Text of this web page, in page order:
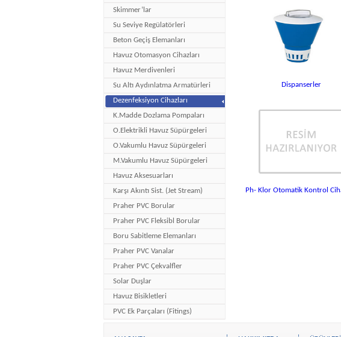
Skimmer’lar
Su Seviye Regülatörleri
Beton Geçiş Elemanları
Havuz Otomasyon Cihazları
Havuz Merdivenleri
Su Altı Aydınlatma Armatürleri
Dezenfeksiyon Cihazları
K.Madde Dozlama Pompaları
O.Elektrikli Havuz Süpürgeleri
O.Vakumlu Havuz Süpürgeleri
M.Vakumlu Havuz Süpürgeleri
Havuz Aksesuarları
Karşı Akıntı Sist. (Jet Stream)
Praher PVC Borular
Praher PVC Fleksibl Borular
Boru Sabitleme Elemanları
Praher PVC Vanalar
Praher PVC Çekvalfler
Solar Duşlar
Havuz Bisikletleri
PVC Ek Parçaları (Fitings)
Dispanserler
Ph- Klor Otomatik Kontrol